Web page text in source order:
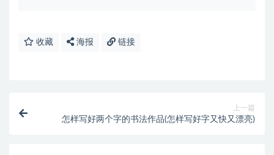
收藏 海报 链接
上一篇
怎样写好两个字的书法作品(怎样写好字又快又漂亮)